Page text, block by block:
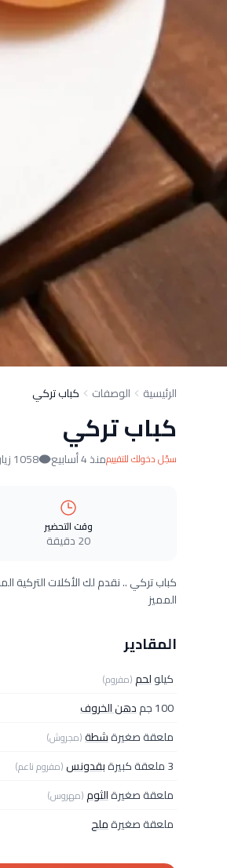
الرئيسية الوصفات كباب تركي
كباب تركي
سجّل دخولك للتقييممنذ 4 أسابيع 1058 زيارات
وقت التحضير
20 دقيقة
كباب تركي .. نقدم لك الأكلات التركية
المميز
المقادير
كيلولحم(مفروم)
100 جم
دهن الخروف
ملعقة صغيرةشطة(مجروش)
3 ملعقة كبيرة بقدونس(مفروم ناعم)
ملعقة صغيرةالثوم(مهروس)
ملعقة صغيرةملح